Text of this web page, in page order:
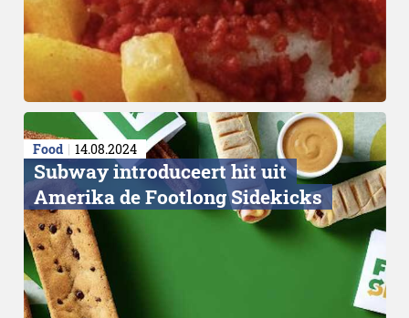
Opening
Food 14.08.2024
Subway introduceert hit uit
Amerika de Footlong Sidekicks